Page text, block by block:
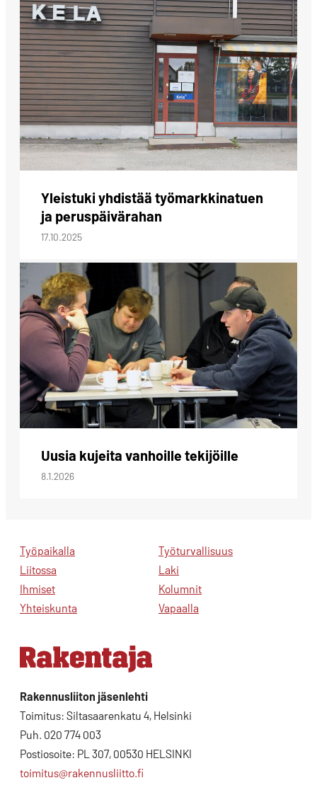
Yleistuki yhdistää työmarkkinatuen
ja peruspäivärahan
17.10.2025
Uusia kujeita vanhoille tekijöille
8.1.2026
Työpaikalla
Liitossa
Ihmiset
Yhteiskunta
Työturvallisuus
Laki
Kolumnit
Vapaalla
Rakennusliiton jäsenlehti
Toimitus: Siltasaarenkatu 4, Helsinki
Puh. 020 774 003
Postiosoite: PL 307, 00530 HELSINKI
toimitus@rakennusliitto.fi